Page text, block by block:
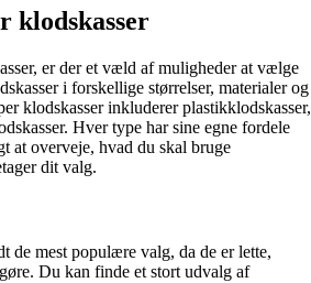
klodskasser
er der et væld af muligheder at vælge
i forskellige størrelser, materialer og
klodskasser inkluderer plastikklodskasser,
Hver type har sine egne fordele
at overveje, hvad du skal bruge
dit valg.
de mest populære valg, da de er lette,
Du kan finde et stort udvalg af